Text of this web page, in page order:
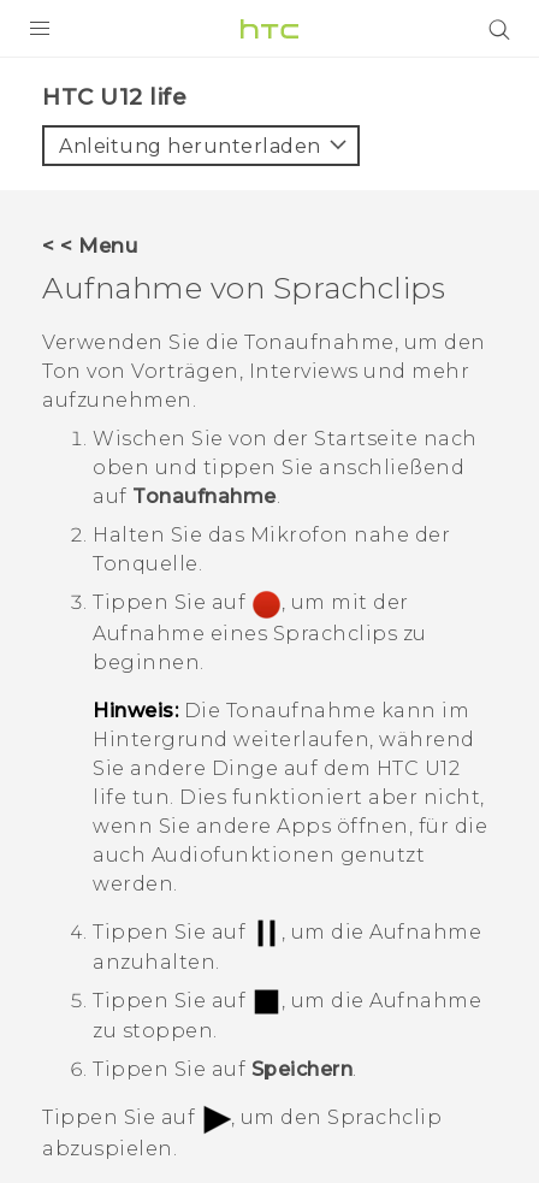
VIVE
UNTERSTÜTZUNG
HTC-Geräte und Zubehör
Anmelden
HTC U12 life‎
Anleitung herunterladen
< < Menu
Aufnahme von Sprachclips
Verwenden Sie die Tonaufnahme, um den
Ton von Vorträgen, Interviews und mehr
aufzunehmen.
Wischen Sie von der Startseite nach
oben und tippen Sie anschließend
auf Tonaufnahme.
Halten Sie das Mikrofon nahe der
Tonquelle.
Tippen Sie auf
, um mit der
Aufnahme eines Sprachclips zu
beginnen.
Hinweis:Die Tonaufnahme kann im
Hintergrund weiterlaufen, während
Sie andere Dinge auf dem HTC U12
life tun. Dies funktioniert aber nicht,
wenn Sie andere Apps öffnen, für die
auch Audiofunktionen genutzt
werden.
Tippen Sie auf
, um die Aufnahme
anzuhalten.
Tippen Sie auf
, um die Aufnahme
zu stoppen.
Tippen Sie auf Speichern.
Tippen Sie auf
, um den Sprachclip
abzuspielen.